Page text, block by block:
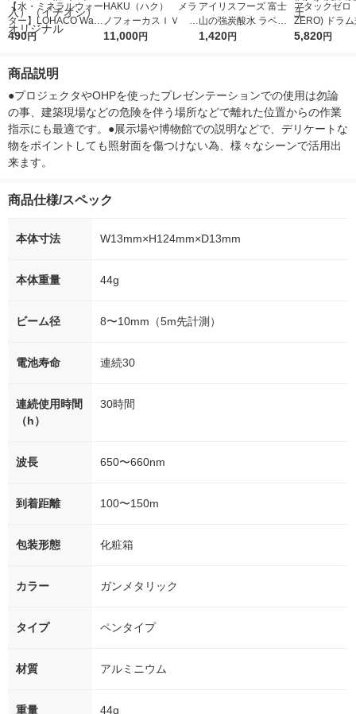
【水・ミネラルウォー
ター】LOHACO Wate
r（ロハコウォータ
シ） オリジナル
490円
HAKU（ハク） メラ
ノフォーカスＩＶ 4
5ｇ 資生堂 おまけ
11,000円
アイリスフーズ 富士
山の強炭酸水 ラベル
レス 500ml 1箱（24
1,420円
アタックゼロ
ZERO) ドラ
詰め替え メガ
5,820円
商品説明
●プロジェクタやOHPを使ったプレゼンテーションでの使用は勿論
の事、建築現場などの危険を伴う場所などで離れた位置からの作業
指示にも最適です。●展示場や博物館での説明などで、デリケートな
物をポイントしても照射面を傷つけない為、様々なシーンで活用出
来ます。
商品仕様/スペック
本体寸法 W13mm×H124mm×D13mm
本体重量 44g
ビーム径 8〜10mm（5m先計測）
電池寿命 連続30
連続使用時間
（h）
30時間
波長 650〜660nm
到着距離 100〜150m
包装形態 化粧箱
カラー ガンメタリック
タイプ ペンタイプ
材質 アルミニウム
重量 44g